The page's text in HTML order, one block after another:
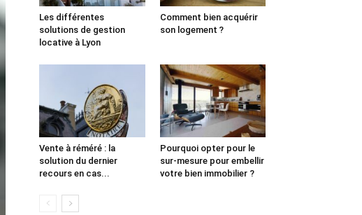
Les différentes
solutions de gestion
locative à Lyon
Comment bien acquérir
son logement ?
Vente à réméré : la
solution du dernier
recours en cas...
Pourquoi opter pour le
sur-mesure pour embellir
votre bien immobilier ?